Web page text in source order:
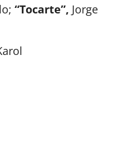
“Tocarte”, Jorge